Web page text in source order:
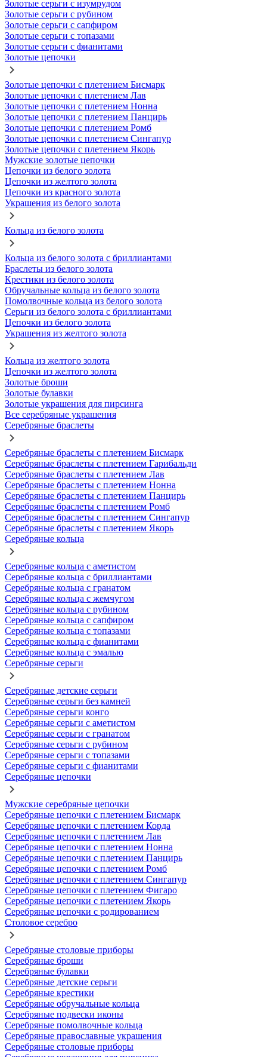
Золотые серьги с изумрудом
Золотые серьги с рубином
Золотые серьги с сапфиром
Золотые серьги с топазами
Золотые серьги с фианитами
Золотые цепочки
Золотые цепочки с плетением Бисмарк
Золотые цепочки с плетением Лав
Золотые цепочки с плетением Нонна
Золотые цепочки с плетением Панцирь
Золотые цепочки с плетением Ромб
Золотые цепочки с плетением Сингапур
Золотые цепочки с плетением Якорь
Мужские золотые цепочки
Цепочки из белого золота
Цепочки из желтого золота
Цепочки из красного золота
Украшения из белого золота
Кольца из белого золота
Кольца из белого золота с бриллиантами
Браслеты из белого золота
Крестики из белого золота
Обручальные кольца из белого золота
Помолвочные кольца из белого золота
Серьги из белого золота с бриллиантами
Цепочки из белого золота
Украшения из желтого золота
Кольца из желтого золота
Цепочки из желтого золота
Золотые броши
Золотые булавки
Золотые украшения для пирсинга
Все серебряные украшения
Серебряные браслеты
Серебряные браслеты с плетением Бисмарк
Серебряные браслеты с плетением Гарибальди
Серебряные браслеты с плетением Лав
Серебряные браслеты с плетением Нонна
Серебряные браслеты с плетением Панцирь
Серебряные браслеты с плетением Ромб
Серебряные браслеты с плетением Сингапур
Серебряные браслеты с плетением Якорь
Серебряные кольца
Серебряные кольца с аметистом
Серебряные кольца с бриллиантами
Серебряные кольца с гранатом
Серебряные кольца с жемчугом
Серебряные кольца с рубином
Серебряные кольца с сапфиром
Серебряные кольца с топазами
Серебряные кольца с фианитами
Серебряные кольца с эмалью
Серебряные серьги
Серебряные детские серьги
Серебряные серьги без камней
Серебряные серьги конго
Серебряные серьги с аметистом
Серебряные серьги с гранатом
Серебряные серьги с рубином
Серебряные серьги с топазами
Серебряные серьги с фианитами
Серебряные цепочки
Мужские серебряные цепочки
Серебряные цепочки с плетением Бисмарк
Серебряные цепочки с плетением Корда
Серебряные цепочки с плетением Лав
Серебряные цепочки с плетением Нонна
Серебряные цепочки с плетением Панцирь
Серебряные цепочки с плетением Ромб
Серебряные цепочки с плетением Сингапур
Серебряные цепочки с плетением Фигаро
Серебряные цепочки с плетением Якорь
Серебряные цепочки с родированием
Столовое серебро
Серебряные столовые приборы
Серебряные броши
Серебряные булавки
Серебряные детские серьги
Серебряные крестики
Серебряные обручальные кольца
Серебряные подвески иконы
Серебряные помолвочные кольца
Серебряные православные украшения
Серебряные столовые приборы